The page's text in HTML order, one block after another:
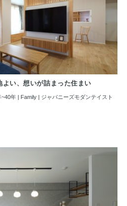
い、想いが詰まった住まい
年 | Family | ジャパニーズモダンテイスト